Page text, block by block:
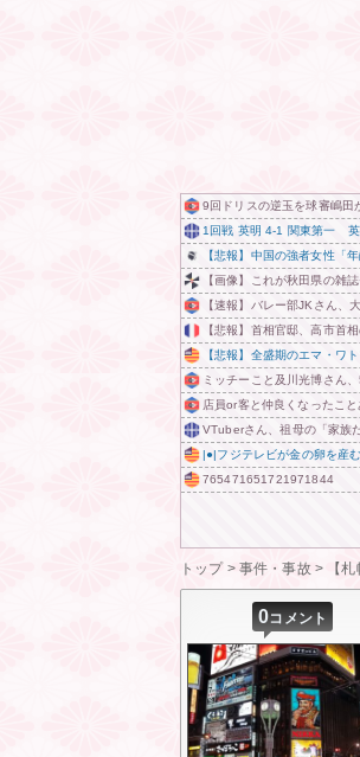
9回ドリスの逆玉を球審嶋田
1回戦 英明 4-1 関東第一 英
【悲報】中国の強者女性「
【画像】これが秋田県の雑
【速報】バレー部JKさん、
【悲報】首相官邸、高市首
【悲報】全盛期のエマ・ワ
ミッチーこと及川光博さん
店員or客と仲良くなったこ
VTuberさん、祖母の「家族
|●|フジテレビが金の卵を産
765471651721971844
トップ> 事件・事故> 【
0コメント